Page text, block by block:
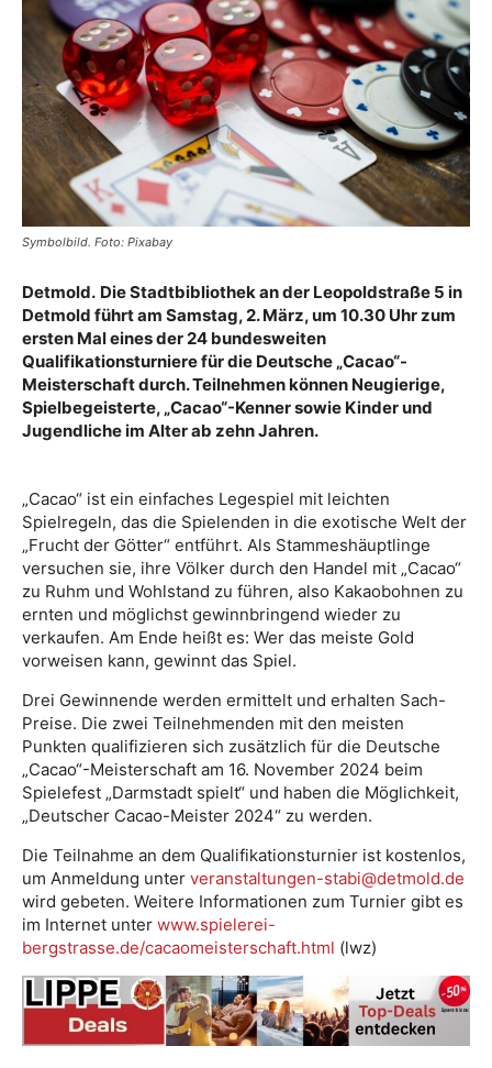
Symbolbild. Foto: Pixabay
Detmold. Die Stadtbibliothek an der Leopoldstraße 5 in
Detmold führt am Samstag, 2. März, um 10.30 Uhr zum
ersten Mal eines der 24 bundesweiten
Qualifikationsturniere für die Deutsche „Cacao“-
Meisterschaft durch. Teilnehmen können Neugierige,
Spielbegeisterte, „Cacao“-Kenner sowie Kinder und
Jugendliche im Alter ab zehn Jahren.
„Cacao“ ist ein einfaches Legespiel mit leichten
Spielregeln, das die Spielenden in die exotische Welt der
„Frucht der Götter“ entführt. Als Stammeshäuptlinge
versuchen sie, ihre Völker durch den Handel mit „Cacao“
zu Ruhm und Wohlstand zu führen, also Kakaobohnen zu
ernten und möglichst gewinnbringend wieder zu
verkaufen. Am Ende heißt es: Wer das meiste Gold
vorweisen kann, gewinnt das Spiel.
Drei Gewinnende werden ermittelt und erhalten Sach-
Preise. Die zwei Teilnehmenden mit den meisten
Punkten qualifizieren sich zusätzlich für die Deutsche
„Cacao“-Meisterschaft am 16. November 2024 beim
Spielefest „Darmstadt spielt“ und haben die Möglichkeit,
„Deutscher Cacao-Meister 2024“ zu werden.
Die Teilnahme an dem Qualifikationsturnier ist kostenlos,
um Anmeldung unter veranstaltungen-stabi@detmold.de
wird gebeten. Weitere Informationen zum Turnier gibt es
im Internet unter www.spielerei-
bergstrasse.de/cacaomeisterschaft.html (lwz)